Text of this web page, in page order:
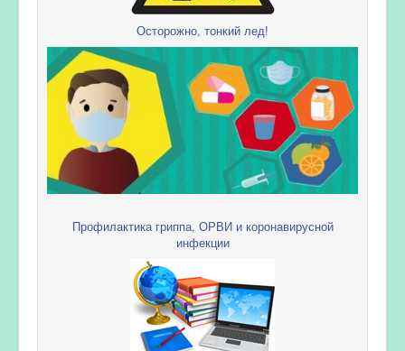
Осторожно, тонкий лед!
Профилактика гриппа, ОРВИ и коронавирусной
инфекции